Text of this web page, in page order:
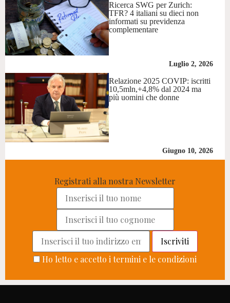
Ricerca SWG per Zurich:
TFR? 4 italiani su dieci non
informati su previdenza
complementare
Luglio 2, 2026
Relazione 2025 COVIP: iscritti
10,5mln,+4,8% dal 2024 ma
più uomini che donne
Giugno 10, 2026
Registrati alla nostra Newsletter
Ho letto e accetto i termini e le condizioni